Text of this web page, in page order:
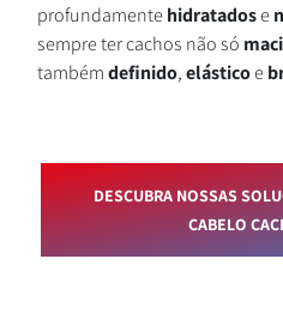
profundamentehidratadose
sempre ter cachos não só
tambémdefinido,elásticoe
DESCUBRA NOSSAS
CABELO